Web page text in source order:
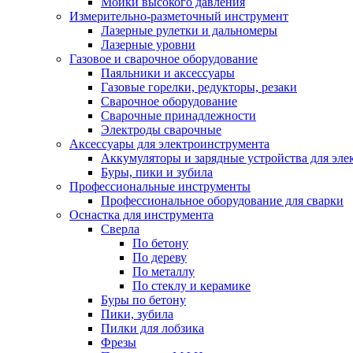
Измерительно-разметочный инструмент
Лазерные рулетки и дальномеры
Лазерные уровни
Газовое и сварочное оборудование
Паяльники и аксессуары
Газовые горелки, редукторы, резаки
Сварочное оборудование
Сварочные принадлежности
Электроды сварочные
Аксессуары для электроинструмента
Аккумуляторы и зарядные устройства для
Буры, пики и зубила
Профессиональные инструменты
Профессиональное оборудование для сварки
Оснастка для инструмента
Сверла
По бетону
По дереву
По металлу
По стеклу и керамике
Буры по бетону
Пики, зубила
Пилки для лобзика
Фрезы